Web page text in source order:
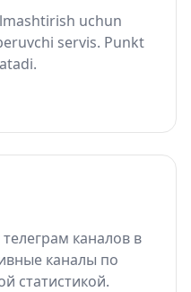
uchun
servis. Punkt
каналов в
каналы по
статистикой.